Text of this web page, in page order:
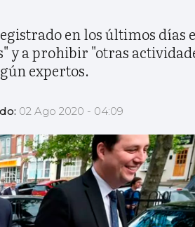
en los últimos
y a prohibir "otras
expertos.
02 Ago 2020 - 04:09